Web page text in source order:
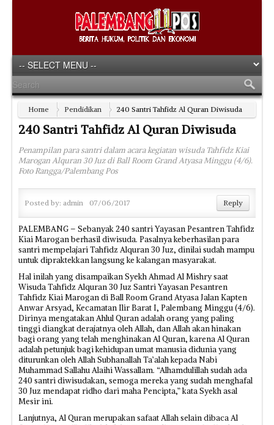
Home Pendidikan 240 Santri Tahfidz Al Quran Diwisuda
240 Santri Tahfidz Al Quran Diwisuda
Penampilan para santri dalam acara kegiatan wisuda Tahfidz Kiai
Marogan Alquran 30 Juz di Ball Room Grand Atyasa Minggu (4/6).
Foto Rangga/Palembang Pos
Posted by: admin 07/06/2017 Reply
PALEMBANG – Sebanyak 240 santri Yayasan Pesantren Tahfidz
Kiai Marogan berhasil diwisuda. Pasalnya keberhasilan para
santri mempelajari Tahfidz Alquran 30 Juz, dinilai sudah mampu
untuk dipraktekkan langsung ke kalangan masyarakat.
Hal inilah yang disampaikan Syekh Ahmad Al Mishry saat
Wisuda Tahfidz Alquran 30 Juz Santri Yayasan Pesantren
Tahfidz Kiai Marogan di Ball Room Grand Atyasa Jalan Kapten
Anwar Arsyad, Kecamatan Ilir Barat I, Palembang Minggu (4/6).
Dirinya mengatakan Ahlul Quran adalah orang yang paling
tinggi diangkat derajatnya oleh Allah, dan Allah akan hinakan
bagi orang yang telah menghinakan Al Quran, karena Al Quran
adalah petunjuk bagi kehidupan umat manusia didunia yang
diturunkan oleh Allah Subhanallah Ta’alah kepada Nabi
Muhammad Sallahu Alaihi Wassallam. “Alhamdulillah sudah ada
240 santri diwisudakan, semoga mereka yang sudah menghafal
30 Juz mendapat ridho dari maha Pencipta,” kata Syekh asal
Mesir ini.
Lanjutnya, Al Quran merupakan safaat Allah selain dibaca Al